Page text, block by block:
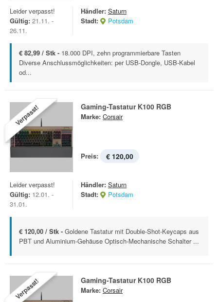
Leider verpasst!
Gültig: 21.11. -
26.11.
Händler: Saturn
Stadt:
Potsdam
€ 82,99 / Stk - 18.000 DPI, zehn programmierbare Tasten
Diverse Anschlussmöglichkeiten: per USB-Dongle, USB-Kabel
od...
Verpasst! Gaming-Tastatur K100 RGB
Marke: Corsair
Preis: € 120,00
Leider verpasst!
Gültig: 12.01. -
31.01.
Händler: Saturn
Stadt:
Potsdam
€ 120,00 / Stk - Goldene Tastatur mit Double-Shot-Keycaps aus
PBT und Aluminium-Gehäuse Optisch-Mechanische Schalter ...
Verpasst! Gaming-Tastatur K100 RGB
Marke: Corsair